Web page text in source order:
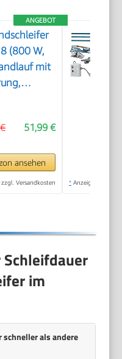
ANGEBOT
(800 W,
mit
inkl.
51,99 €
ansehen
Versandkosten * Anzeige
im
als andere